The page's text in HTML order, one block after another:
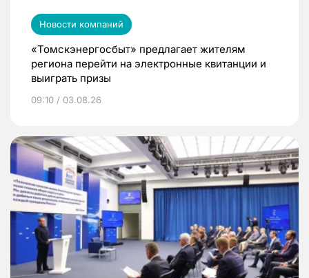
Новости компаний
«Томскэнергосбыт» предлагает жителям
региона перейти на электронные квитанции и
выиграть призы
09:10 / 03.08.26